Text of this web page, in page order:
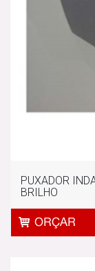
PUXADOR
BRILHO